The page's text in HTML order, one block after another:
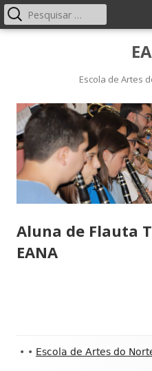
Escola de Artes
Menu
principal
Pesquisar
por:
Aluna de Flauta
EANA
Conteúdo
• • Escola de Artes do